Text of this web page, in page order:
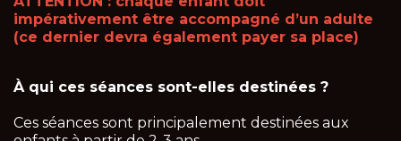
impérativement être accompagné d’un adulte
(ce dernier devra également payer sa place)
À qui ces séances sont-elles destinées ?
Ces séances sont principalement destinées aux